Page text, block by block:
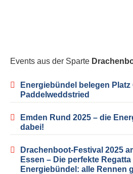
Events aus der Sparte
Energiebündel belegen
Paddelweddstried
Emden Rund 2025 – die
dabei!
Drachenboot-Festival 2025
Essen – Die perfekte
Energiebündel: alle Rennen